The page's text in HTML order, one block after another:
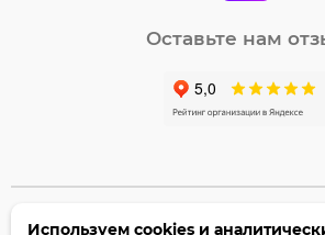
Оставьте нам
©2005-2026 Бумага-С. Все
Используем cookies и